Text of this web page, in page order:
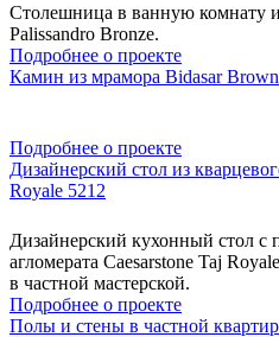
Столешница в ванную комнату
Palissandro Bronze.
Подробнее о проекте
Камин из мрамора Bidasar Brown
Подробнее о проекте
Дизайнерский стол из
Royale 5212
Дизайнерский кухонный стол с
агломерата Caesarstone Taj
в частной мастерской.
Подробнее о проекте
Полы и стены в частной